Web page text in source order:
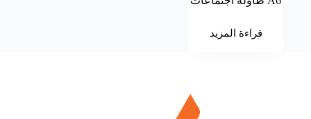
قراءة المزيد